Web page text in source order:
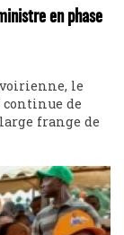
en phase
le
de
frange de